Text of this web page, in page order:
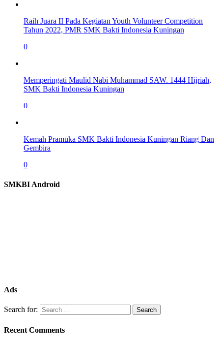
Raih Juara II Pada Kegiatan Youth Volunteer Competition
Tahun 2022, PMR SMK Bakti Indonesia Kuningan
0
Memperingati Maulid Nabi Muhammad SAW. 1444 Hijriah,
SMK Bakti Indonesia Kuningan
0
Kemah Pramuka SMK Bakti Indonesia Kuningan Riang Dan
Gembira
0
SMKBI Android
Ads
Search for:
Recent Comments